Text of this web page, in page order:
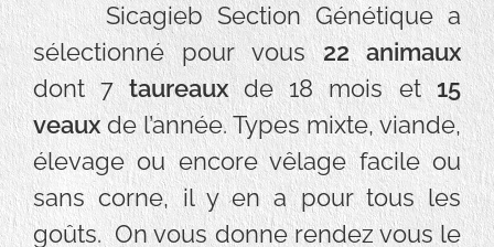
Sicagieb Section Génétique a
sélectionné pour vous22 animaux
dont 7taureauxde 18 mois et15
veauxde l’année. Types mixte, viande,
élevage ou encore vêlage facile ou
sans corne, il y en a pour tous les
goûts. On vous donne rendez vous le